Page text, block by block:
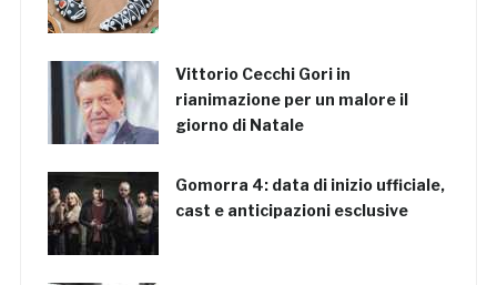
Vittorio Cecchi Gori in
rianimazione per un malore il
giorno di Natale
Gomorra 4: data di inizio ufficiale,
cast e anticipazioni esclusive